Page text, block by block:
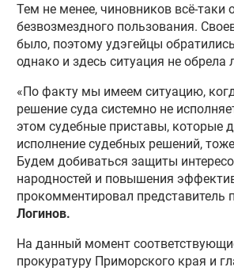
Тем не менее, чиновников всё-таки
безвозмездного пользования.
было, поэтому удэгейцы
однако и здесь ситуация не обрела
«По факту мы имеем ситуацию,
решение суда системно не
этом судебные приставы, которые
исполнение судебных решений,
Будем добиваться защиты
народностей и повышения
прокомментировал
Логинов.
На данный момент
прокуратуру Приморского края и